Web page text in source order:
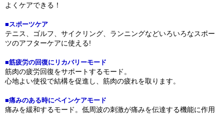
よくケアできる！
■スポーツケア
テニス、ゴルフ、サイクリング、ランニングなどいろいろなスポー
ツのアフターケアに使える!
■筋疲労の回復にリカバリーモード
筋肉の疲労回復をサポートするモード。
心地よい使役で結構を促進し、筋肉の疲れを取ります。
■痛みのある時にペインケアモード
痛みを緩和するモード。低周波の刺激が痛みを伝達する機能に作用